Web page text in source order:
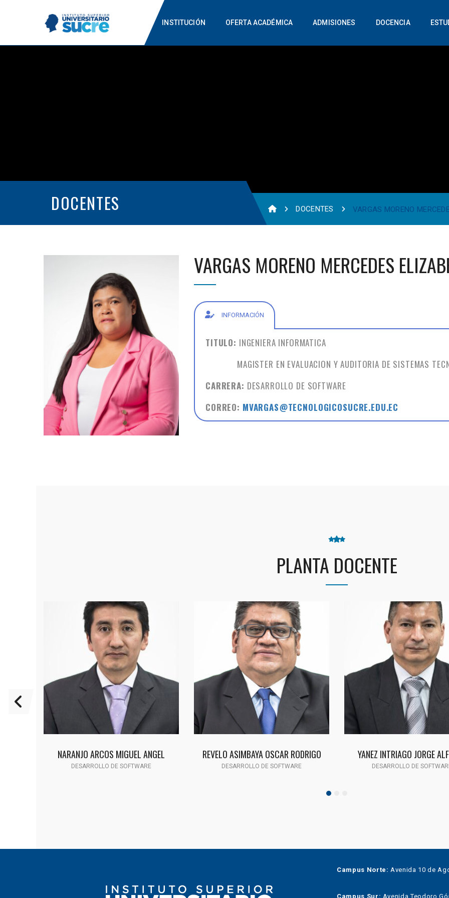
INSTITUCIÓN OFERTA ACADÉMICA ADMISIONES DOCENCIA
DOCENTES DOCENTES VARGAS MORENO
VARGAS MORENO MERCEDES
INFORMACIÓN
TITULO: INGENIERA INFORMATICA
MAGISTER EN EVALUACION Y AUDITORIA DE SISTEMAS
CARRERA: DESARROLLO DE SOFTWARE
CORREO: MVARGAS@TECNOLOGICOSUCRE.EDU.EC
PLANTA DOCENTE
NARANJO ARCOS MIGUEL ANGEL
DESARROLLO DE SOFTWARE
REVELO ASIMBAYA OSCAR RODRIGO
DESARROLLO DE SOFTWARE
YANEZ INTRIAGO JORGE
DESARROLLO DE
Campus Norte: Avenida 10 de
Campus Sur: Avenida Teodoro